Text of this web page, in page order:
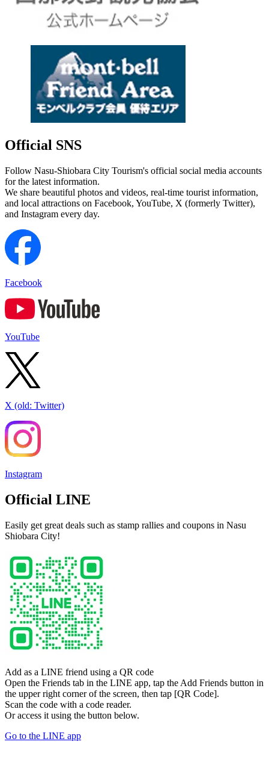
Official SNS
Follow Nasu-Shiobara City Tourism's official social media accounts
for the latest information.
We share beautiful photos and videos, real-time tourist information,
and local attractions on Facebook, YouTube, X (formerly Twitter),
and Instagram every day.
Facebook
YouTube
X (old: Twitter)
Instagram
Official LINE
Easily get great deals such as stamp rallies and coupons in Nasu
Shiobara City!
Add as a LINE friend using a QR code
Open the Friends tab in the LINE app, tap the Add Friends button in
the upper right corner of the screen, then tap [QR Code].
Scan the code with a code reader.
Or access it using the button below.
Go to the LINE app